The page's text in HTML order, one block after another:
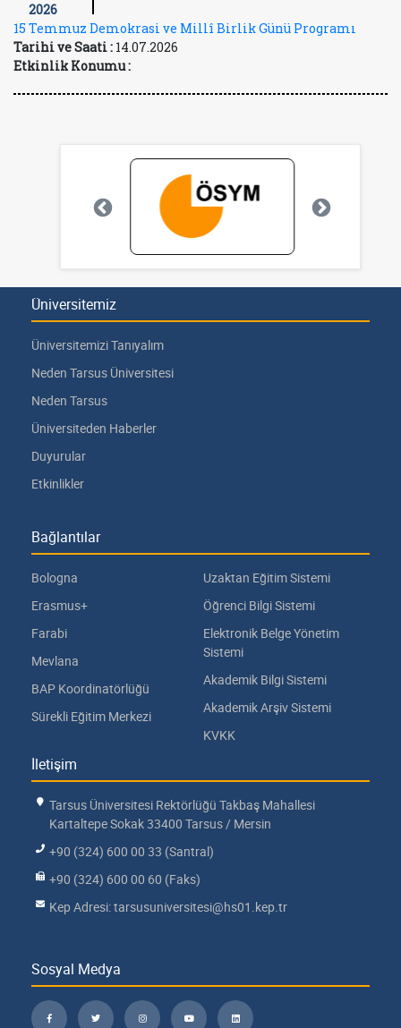
2026
15 Temmuz Demokrasi ve Millî Birlik Günü Programı
Tarihi ve Saati : 14.07.2026
Etkinlik Konumu :
Üniversitemiz
Üniversitemizi Tanıyalım
Neden Tarsus Üniversitesi
Neden Tarsus
Üniversiteden Haberler
Duyurular
Etkinlikler
Bağlantılar
Bologna
Erasmus+
Farabi
Mevlana
BAP Koordinatörlüğü
Sürekli Eğitim Merkezi
Uzaktan Eğitim Sistemi
Öğrenci Bilgi Sistemi
Elektronik Belge Yönetim
Sistemi
Akademik Bilgi Sistemi
Akademik Arşiv Sistemi
KVKK
İletişim
Tarsus Üniversitesi Rektörlüğü Takbaş Mahallesi
Kartaltepe Sokak 33400 Tarsus / Mersin
+90 (324) 600 00 33 (Santral)
+90 (324) 600 00 60 (Faks)
Kep Adresi: tarsusuniversitesi@hs01.kep.tr
Sosyal Medya